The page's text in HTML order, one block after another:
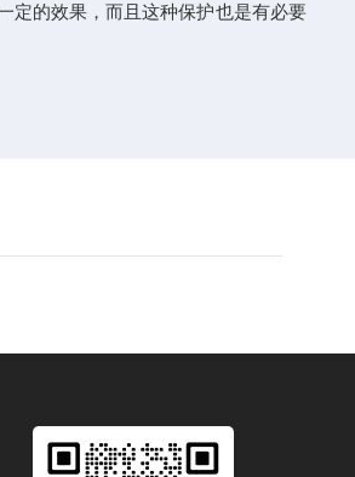
的效果，而且这种保护也是有必要